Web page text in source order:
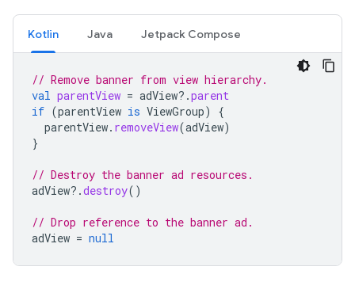
Kotlin Java Jetpack Compose
// Remove banner from view hierarchy.
val parentView = adView?.parent
if (parentView is ViewGroup)
{
parentView. removeView(adView)
}
// Destroy the banner ad resources.
adView?.destroy()
// Drop reference to the banner ad.
adView = null